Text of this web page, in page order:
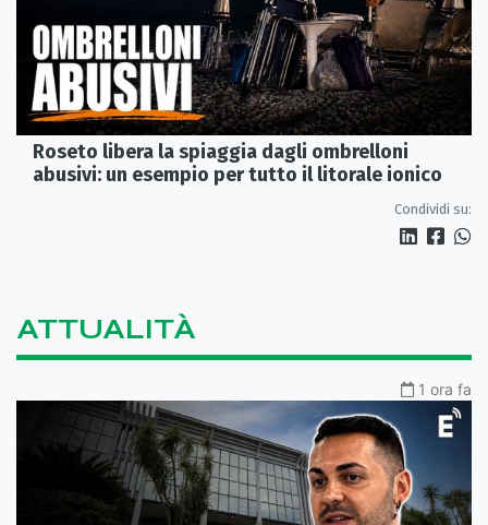
Roseto libera la spiaggia dagli ombrelloni
abusivi: un esempio per tutto il litorale ionico
Condividi su:
ATTUALITÀ
1 ora fa